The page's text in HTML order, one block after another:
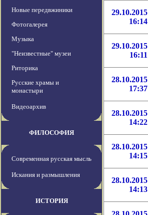
Новые передвжиники
Фотогалерея
Музыка
"Неизвестные" музеи
Риторика
Русские храмы и
монастыри
Видеоархив
ФИЛОСОФИЯ
Современная русская мысль
Искания и размышления
ИСТОРИЯ
29.10.2015
16:14
29.10.2015
16:11
28.10.2015
17:37
28.10.2015
14:22
28.10.2015
14:15
28.10.2015
14:13